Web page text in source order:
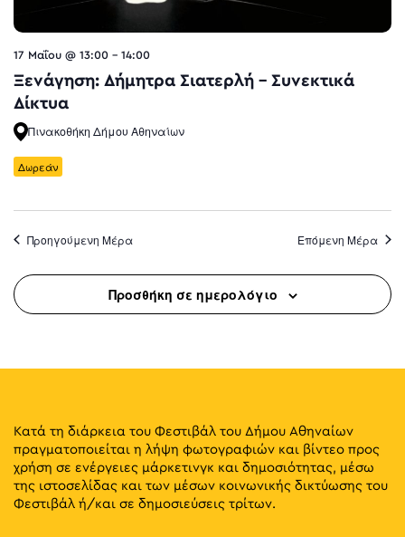
17 Μαΐου @ 13:00 - 14:00
Ξενάγηση: Δήμητρα Σιατερλή – Συνεκτικά
Δίκτυα
Πινακοθήκη Δήμου Αθηναίων
Δωρεάν
Προηγούμενη Μέρα Επόμενη Μέρα
Προσθήκη σε ημερολόγιο
Κατά τη διάρκεια του Φεστιβάλ του Δήμου Αθηναίων
πραγματοποιείται η λήψη φωτογραφιών και βίντεο προς
χρήση σε ενέργειες μάρκετινγκ και δημοσιότητας, μέσω
της ιστοσελίδας και των μέσων κοινωνικής δικτύωσης του
Φεστιβάλ ή/και σε δημοσιεύσεις τρίτων.